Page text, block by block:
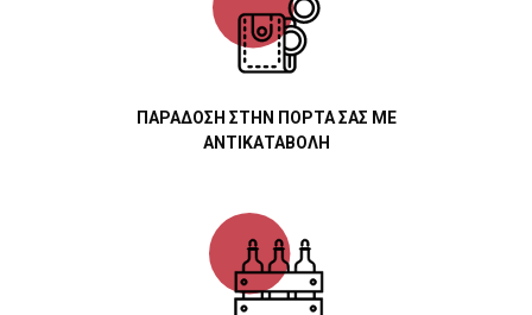
ΠΑΡΑΔΟΣΗ ΣΤΗΝ ΠΟΡΤΑ ΣΑΣ ΜΕ
ΑΝΤΙΚΑΤΑΒΟΛΗ